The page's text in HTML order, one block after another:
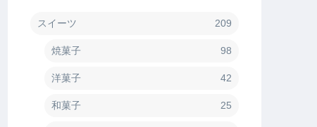
スイーツ 209
焼菓子 98
洋菓子 42
和菓子 25